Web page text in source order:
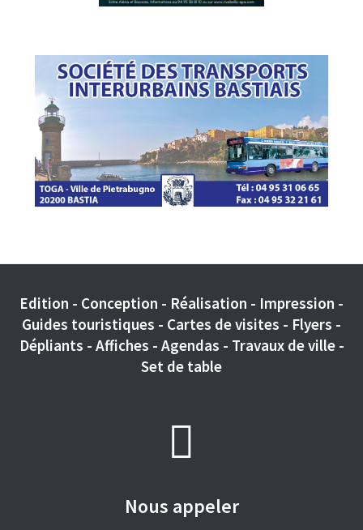
Edition - Conception - Réalisation - Impression -
Guides touristiques - Cartes de visites - Flyers -
Dépliants - Affiches - Agendas - Travaux de ville -
Set de table
Nous appeler